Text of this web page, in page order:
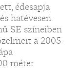
édesapja
hatévesen
SE színeiben
a 2005-
méter